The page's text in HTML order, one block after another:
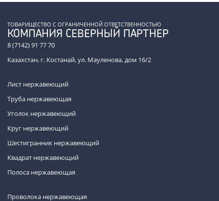
ТОВАРИЩЕСТВО С ОГРАНИЧЕННОЙ ОТВЕТСТВЕННОСТЬЮ
КОМПАНИЯ СЕВЕРНЫЙ ПАРТНЕР
8 (7142) 91 77 70
Казахстан, г. Костанай, ул. Мауленова, дом 16/2
Лист нержавеющий
Труба нержавеющая
Уголок нержавеющий
Круг нержавеющий
Шестигранник нержавеющий
Квадрат нержавеющий
Полоса нержавеющая
Проволока нержавеющая